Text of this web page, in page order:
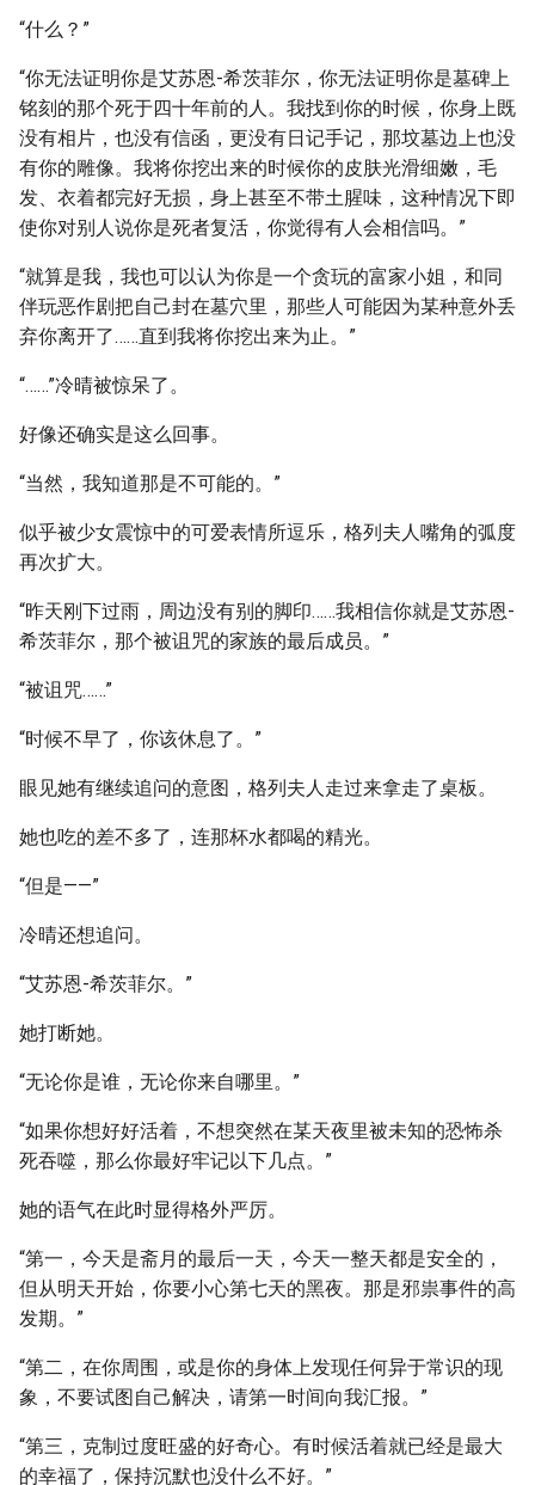
“什么？”
“你无法证明你是艾苏恩-希茨菲尔，你无法证明你是墓碑上
铭刻的那个死于四十年前的人。我找到你的时候，你身上既
没有相片，也没有信函，更没有日记手记，那坟墓边上也没
有你的雕像。我将你挖出来的时候你的皮肤光滑细嫩，毛
发、衣着都完好无损，身上甚至不带土腥味，这种情况下即
使你对别人说你是死者复活，你觉得有人会相信吗。”
“就算是我，我也可以认为你是一个贪玩的富家小姐，和同
伴玩恶作剧把自己封在墓穴里，那些人可能因为某种意外丢
弃你离开了……直到我将你挖出来为止。”
“……”冷晴被惊呆了。
好像还确实是这么回事。
“当然，我知道那是不可能的。”
似乎被少女震惊中的可爱表情所逗乐，格列夫人嘴角的弧度
再次扩大。
“昨天刚下过雨，周边没有别的脚印……我相信你就是艾苏恩-
希茨菲尔，那个被诅咒的家族的最后成员。”
“被诅咒……”
“时候不早了，你该休息了。”
眼见她有继续追问的意图，格列夫人走过来拿走了桌板。
她也吃的差不多了，连那杯水都喝的精光。
“但是——”
冷晴还想追问。
“艾苏恩-希茨菲尔。”
她打断她。
“无论你是谁，无论你来自哪里。”
“如果你想好好活着，不想突然在某天夜里被未知的恐怖杀
死吞噬，那么你最好牢记以下几点。”
她的语气在此时显得格外严厉。
“第一，今天是斋月的最后一天，今天一整天都是安全的，
但从明天开始，你要小心第七天的黑夜。那是邪祟事件的高
发期。”
“第二，在你周围，或是你的身体上发现任何异于常识的现
象，不要试图自己解决，请第一时间向我汇报。”
“第三，克制过度旺盛的好奇心。有时候活着就已经是最大
的幸福了，保持沉默也没什么不好。”